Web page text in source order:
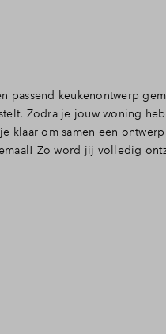
keukenontwerp
Zodra je jouw woning
klaar om samen een
Zo word jij volledig